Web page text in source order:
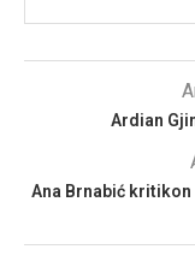
Ardian
Ana Brnabić